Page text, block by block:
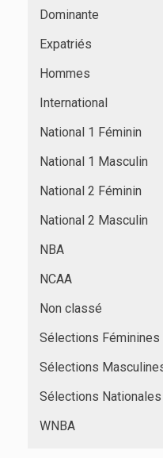
Dominante
Expatriés
Hommes
International
National 1 Féminin
National 1 Masculin
National 2 Féminin
National 2 Masculin
NBA
NCAA
Non classé
Sélections Féminines
Sélections
Sélections Nationales
WNBA